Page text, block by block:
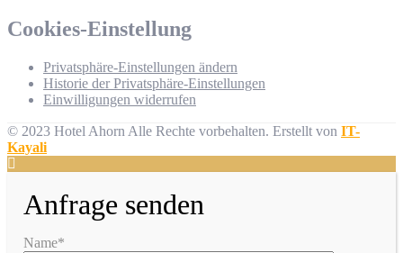
Cookies-Einstellung
Privatsphäre-Einstellungen ändern
Historie der Privatsphäre-Einstellungen
Einwilligungen widerrufen
© 2023 Hotel Ahorn Alle Rechte vorbehalten. Erstellt von IT-
Kayali
Anfrage senden
Name*